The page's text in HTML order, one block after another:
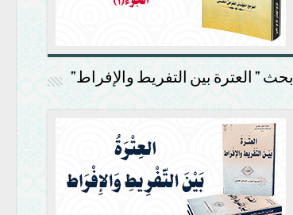
بحث ” العترة بين التفريط والإفراط”